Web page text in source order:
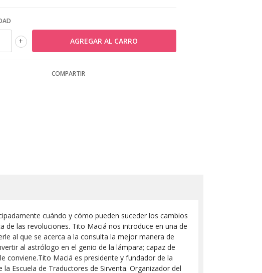
+
COMPARTIR
cuándo y cómo pueden suceder los cambios
de las revoluciones. Tito Maciá nos introduce en una de
al que se acerca a la consulta la mejor manera de
al astrólogo en el genio de la lámpara; capaz de
conviene.Tito Maciá es presidente y fundador de la
Escuela de Traductores de Sirventa. Organizador del